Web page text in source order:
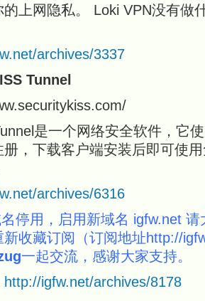
上网隐私。 Loki VPN没有做
archives/3337
Tunnel
是一个网络安全软件，它
，下载客户端安装后即可使
archives/6316
停用，启用新域名 igfw.net 请
收藏订阅（订阅地址http://
一起交流，感谢大家支持。
http://igfw.net/archives/8178